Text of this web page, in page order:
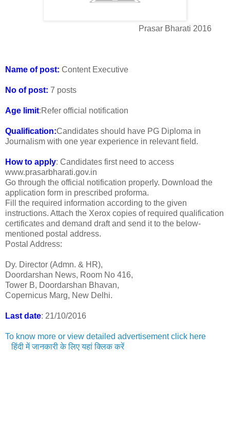
Prasar Bharati 2016
Name of post: Content Executive
No of post: 7 posts
Age limit:Refer official notification
Qualification:Candidates should have PG Diploma in
Journalism with one year experience in relevant field.
How to apply: Candidates first need to access
www.prasarbharati.gov.in
Go through the official notification properly. Download the
application form in prescribed proforma.
Fill the required information according to the given
instructions. Attach the Xerox copies of required qualification
certificates and demand draft and send it to the below-
mentioned postal address.
Postal Address:
Dy. Director (Admn. & HR),
Doordarshan News, Room No 416,
Tower B, Doordarshan Bhavan,
Copernicus Marg, New Delhi.
Last date: 21/10/2016
To know more or view detailed advertisement click here
हिंदी में जानकारी के लिए यहां क्लिक करें